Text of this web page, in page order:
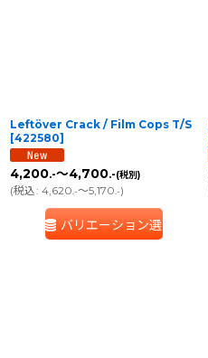
Leftöver Crack / Film Cops T/S
[422580]
4,200.-～4,700.-(税別)
(税込: 4,620.-～5,170.-)
バリエーション選択